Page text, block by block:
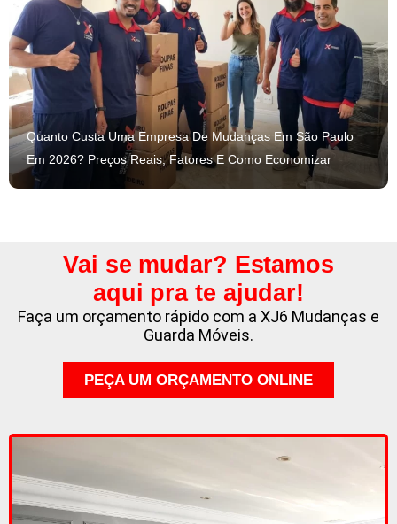
Quanto Custa Uma Empresa De Mudanças Em São Paulo
Em 2026? Preços Reais, Fatores E Como Economizar
Vai se mudar? Estamos
aqui pra te ajudar!
Faça um orçamento rápido com a XJ6 Mudanças e
Guarda Móveis.
PEÇA UM ORÇAMENTO ONLINE